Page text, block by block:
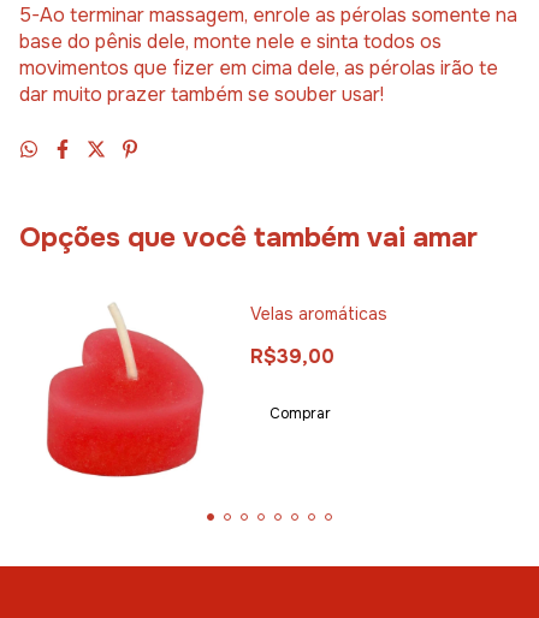
5-Ao terminar massagem, enrole as pérolas somente na
base do pênis dele, monte nele e sinta todos os
movimentos que fizer em cima dele, as pérolas irão te
dar muito prazer também se souber usar!
Opções que você também vai amar
Velas aromáticas
R$39,00